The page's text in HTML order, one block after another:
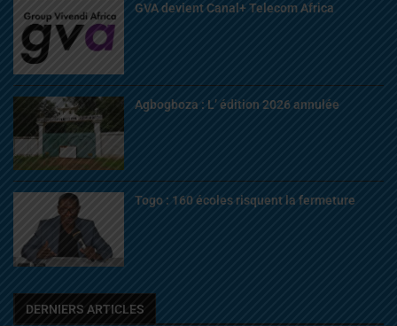
GVA devient Canal+ Telecom Africa
Agbogboza : L’ édition 2026 annulée
Togo : 160 écoles risquent la fermeture
DERNIERS ARTICLES